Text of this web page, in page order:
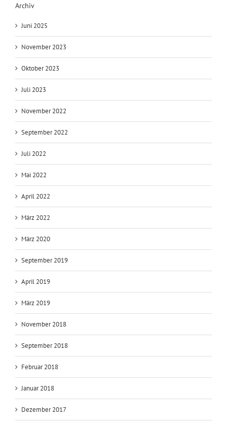
Archiv
Juni 2025
November 2023
Oktober 2023
Juli 2023
November 2022
September 2022
Juli 2022
Mai 2022
April 2022
März 2022
März 2020
September 2019
April 2019
März 2019
November 2018
September 2018
Februar 2018
Januar 2018
Dezember 2017